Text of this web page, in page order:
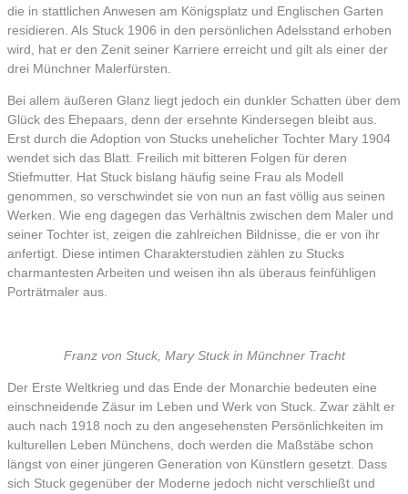
die in stattlichen Anwesen am Königsplatz und Englischen Garten
residieren. Als Stuck 1906 in den persönlichen Adelsstand erhoben
wird, hat er den Zenit seiner Karriere erreicht und gilt als einer der
drei Münchner Malerfürsten.
Bei allem äußeren Glanz liegt jedoch ein dunkler Schatten über dem
Glück des Ehepaars, denn der ersehnte Kindersegen bleibt aus.
Erst durch die Adoption von Stucks unehelicher Tochter Mary 1904
wendet sich das Blatt. Freilich mit bitteren Folgen für deren
Stiefmutter. Hat Stuck bislang häufig seine Frau als Modell
genommen, so verschwindet sie von nun an fast völlig aus seinen
Werken. Wie eng dagegen das Verhältnis zwischen dem Maler und
seiner Tochter ist, zeigen die zahlreichen Bildnisse, die er von ihr
anfertigt. Diese intimen Charakterstudien zählen zu Stucks
charmantesten Arbeiten und weisen ihn als überaus feinfühligen
Porträtmaler aus.
Franz von Stuck, Mary Stuck in Münchner Tracht
Der Erste Weltkrieg und das Ende der Monarchie bedeuten eine
einschneidende Zäsur im Leben und Werk von Stuck. Zwar zählt er
auch nach 1918 noch zu den angesehensten Persönlichkeiten im
kulturellen Leben Münchens, doch werden die Maßstäbe schon
längst von einer jüngeren Generation von Künstlern gesetzt. Dass
sich Stuck gegenüber der Moderne jedoch nicht verschließt und